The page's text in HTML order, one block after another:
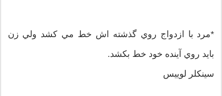
*مرد با ازدواج روي گذشته اش خط مي کشد ولي زن
بايد روي آينده خود خط بکشد.
سينکلر لوييس